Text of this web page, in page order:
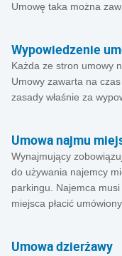
Umowę taka można
Wypowiedzenie
Każda ze stron umowy
Umowy zawarta na
zasady właśnie za
Umowa najmu
Wynajmujący
do używania najemcy
parkingu. Najemca
miejsca płacić
Umowa dzierżawy